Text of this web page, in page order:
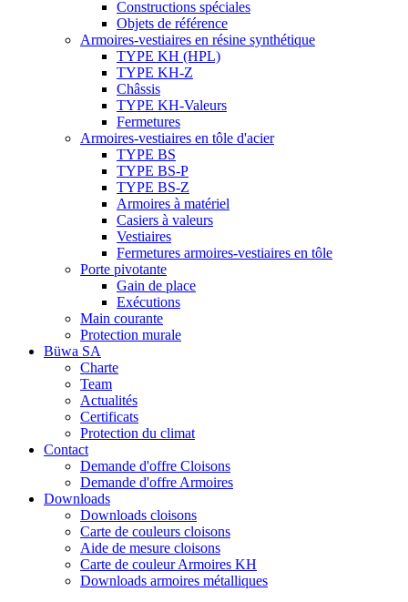
Constructions spéciales
Objets de référence
Armoires-vestiaires en résine synthétique
TYPE KH (HPL)
TYPE KH-Z
Châssis
TYPE KH-Valeurs
Fermetures
Armoires-vestiaires en tôle d'acier
TYPE BS
TYPE BS-P
TYPE BS-Z
Armoires à matériel
Casiers à valeurs
Vestiaires
Fermetures armoires-vestiaires en tôle
Porte pivotante
Gain de place
Exécutions
Main courante
Protection murale
Büwa SA
Charte
Team
Actualités
Certificats
Protection du climat
Contact
Demande d'offre Cloisons
Demande d'offre Armoires
Downloads
Downloads cloisons
Carte de couleurs cloisons
Aide de mesure cloisons
Carte de couleur Armoires KH
Downloads armoires métalliques